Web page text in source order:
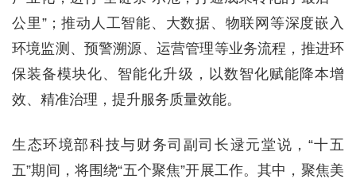
公里”；推动人工智能、大数据、物联网等深度嵌入
环境监测、预警溯源、运营管理等业务流程，推进环
保装备模块化、智能化升级，以数智化赋能降本增
效、精准治理，提升服务质量效能。
生态环境部科技与财务司副司长逯元堂说，“十五
五”期间，将围绕“五个聚焦”开展工作。其中，聚焦美